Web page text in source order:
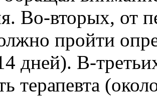
Во-вторых, от
пройти
дней). В-
терапевта